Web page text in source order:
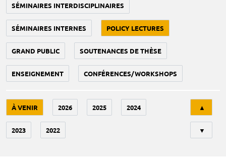
SÉMINAIRES INTERDISCIPLINAIRES
SÉMINAIRES INTERNES POLICY LECTURES
GRAND PUBLIC SOUTENANCES DE THÈSE
ENSEIGNEMENT CONFÉRENCES/WORKSHOPS
À VENIR 2026 2025 2024
2023 2022
▲
▼